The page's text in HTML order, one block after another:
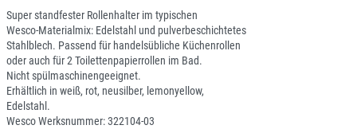
Super standfester Rollenhalter im typischen
Wesco-Materialmix: Edelstahl und pulverbeschichtetes
Stahlblech. Passend für handelsübliche Küchenrollen
oder auch für 2 Toilettenpapierrollen im Bad.
Nicht spülmaschinengeeignet.
Erhältlich in weiß, rot, neusilber, lemonyellow,
Edelstahl.
Wesco Werksnummer: 322104-03